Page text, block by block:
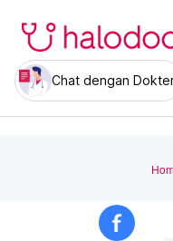
Chat dengan